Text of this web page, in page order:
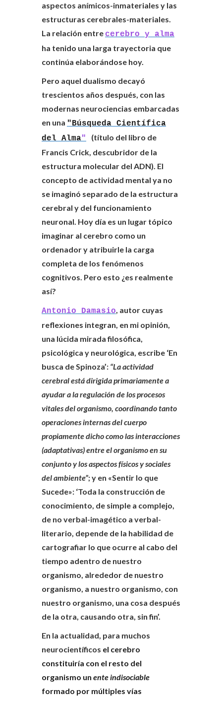
aspectos anímicos-inmateriales y las
estructuras cerebrales-materiales.
La relación entre cerebro y alma
ha tenido una larga trayectoria que
continúa elaborándose hoy.
Pero aquel dualismo decayó
trescientos años después, con las
modernas neurociencias embarcadas
en una "Búsqueda Científica
del Alma"
(título del libro de
Francis Crick, descubridor de la
estructura molecular del ADN). El
concepto de actividad mental ya no
se imaginó separado de la estructura
cerebral y del funcionamiento
neuronal. Hoy día es un lugar tópico
imaginar al cerebro como un
ordenador y atribuirle la carga
completa de los fenómenos
cognitivos. Pero esto ¿es realmente
así?
Antonio Damasio, autor cuyas
reflexiones integran, en mi opinión,
una lúcida mirada filosófica,
psicológica y neurológica, escribe ‘En
busca de Spinoza’: “La actividad
cerebral está dirigida primariamente a
ayudar a la regulación de los procesos
vitales del organismo, coordinando tanto
operaciones internas del cuerpo
propiamente dicho como las interacciones
(adaptativas) entre el organismo en su
conjunto y los aspectos físicos y sociales
del ambiente”; y en «Sentir lo que
Sucede»: ‘Toda la construcción de
conocimiento, de simple a complejo,
de no verbal-imagético a verbal-
literario, depende de la habilidad de
cartografiar lo que ocurre al cabo del
tiempo adentro de nuestro
organismo, alrededor de nuestro
organismo, a nuestro organismo, con
nuestro organismo, una cosa después
de la otra, causando otra, sin fin’.
En la actualidad, para muchos
neurocientíficos el cerebro
constituiría con el resto del
organismo un ente indisociable
formado por múltiples vías